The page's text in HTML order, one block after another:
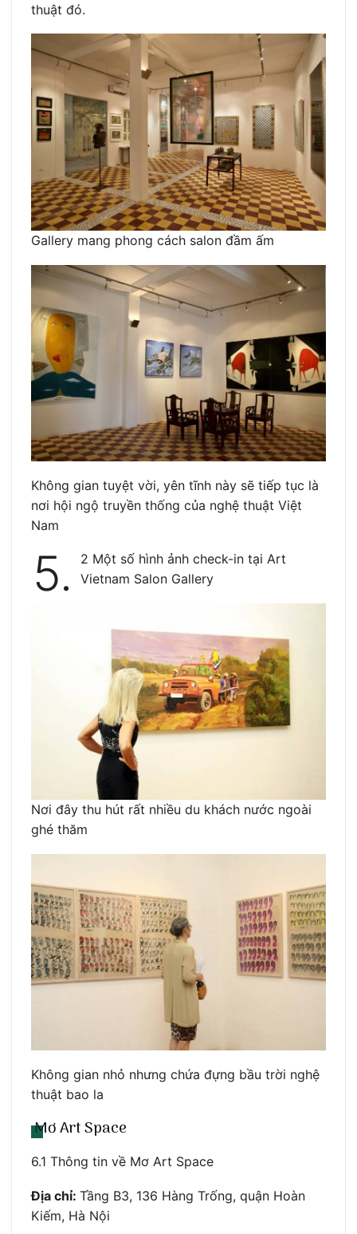
thuật đó.
Gallery mang phong cách salon đầm ấm
Không gian tuyệt vời, yên tĩnh này sẽ tiếp tục là
nơi hội ngộ truyền thống của nghệ thuật Việt
Nam
5.
2 Một số hình ảnh check-in tại Art
Vietnam Salon Gallery
Nơi đây thu hút rất nhiều du khách nước ngoài
ghé thăm
Không gian nhỏ nhưng chứa đựng bầu trời nghệ
thuật bao la
Mơ Art Space
6.1 Thông tin về Mơ Art Space
Địa chỉ: Tầng B3, 136 Hàng Trống, quận Hoàn
Kiếm, Hà Nội